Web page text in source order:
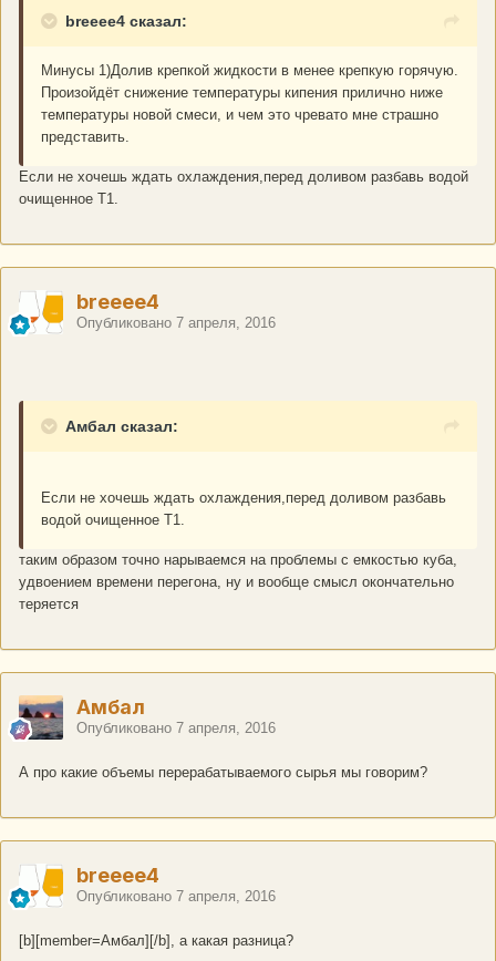
breeee4 сказал:
Минусы 1)Долив крепкой жидкости в менее крепкую горячую.
Произойдёт снижение температуры кипения прилично ниже
температуры новой смеси, и чем это чревато мне страшно
представить.
Если не хочешь ждать охлаждения,перед доливом разбавь водой
очищенное Т1.
breeee4
Опубликовано 7 апреля, 2016
Амбал сказал:
Если не хочешь ждать охлаждения,перед доливом разбавь
водой очищенное Т1.
таким образом точно нарываемся на проблемы с емкостью куба,
удвоением времени перегона, ну и вообще смысл окончательно
теряется
Амбал
Опубликовано 7 апреля, 2016
А про какие объемы перерабатываемого сырья мы говорим?
breeee4
Опубликовано 7 апреля, 2016
[b][member=Амбал][/b], а какая разница?